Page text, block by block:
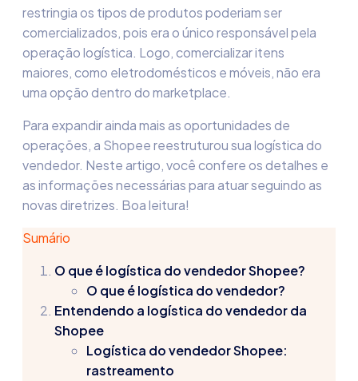
restringia os tipos de produtos poderiam ser
comercializados, pois era o único responsável pela
operação logística. Logo, comercializar itens
maiores, como eletrodomésticos e móveis, não era
uma opção dentro do marketplace.
Para expandir ainda mais as oportunidades de
operações, a Shopee reestruturou sualogística do
vendedor. Neste artigo, você confere os detalhes e
as informações necessárias para atuar seguindo as
novas diretrizes. Boa leitura!
Sumário
O que é logística do vendedorShopee?
O que é logística do vendedor?
Entendendo a logística do vendedor da
Shopee
Logística do vendedor Shopee:
rastreamento